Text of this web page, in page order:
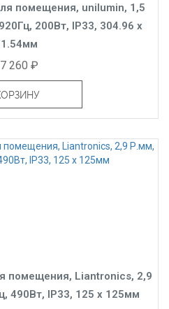
помещения, unilumin, 1,5
200Вт, IP33, 304.96 x
260 ₽
помещения, Liantronics, 2,9
490Вт, IP33, 125 x 125мм